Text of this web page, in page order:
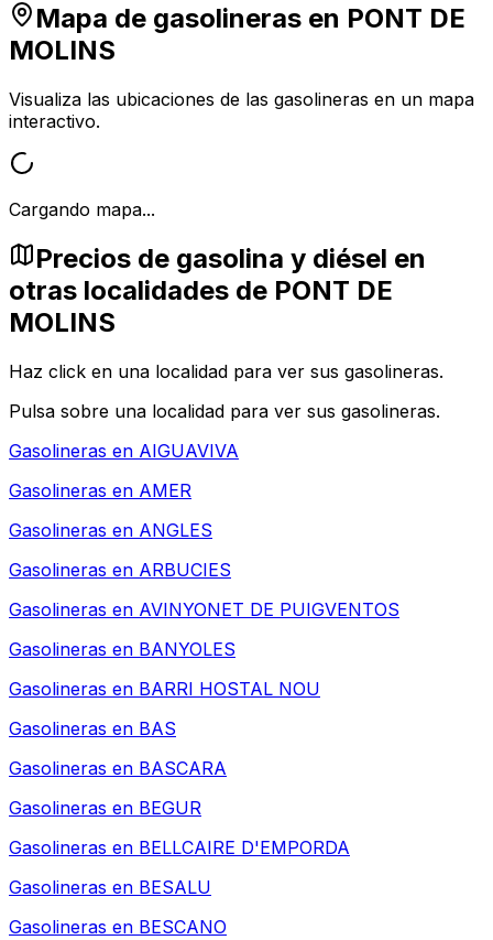
Mapa de gasolineras en PONT DE
MOLINS
Visualiza las ubicaciones de las gasolineras en un mapa
interactivo.
Cargando mapa...
Precios de gasolina y diésel en
otras localidades de PONT DE
MOLINS
Haz click en una localidad para ver sus gasolineras.
Pulsa sobre una localidad para ver sus gasolineras.
Gasolineras en AIGUAVIVA
Gasolineras en AMER
Gasolineras en ANGLES
Gasolineras en ARBUCIES
Gasolineras en AVINYONET DE PUIGVENTOS
Gasolineras en BANYOLES
Gasolineras en BARRI HOSTAL NOU
Gasolineras en BAS
Gasolineras en BASCARA
Gasolineras en BEGUR
Gasolineras en BELLCAIRE D'EMPORDA
Gasolineras en BESALU
Gasolineras en BESCANO